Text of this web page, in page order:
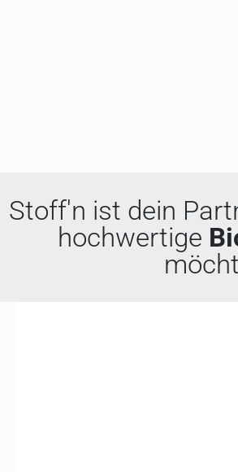
Stoff'n ist dein
hochwertige